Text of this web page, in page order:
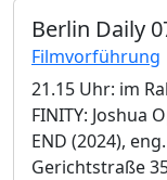
Berlin Daily
Filmvorführung
21.15 Uhr: im
FINITY: Joshua
END (2024),
Gerichtstraße